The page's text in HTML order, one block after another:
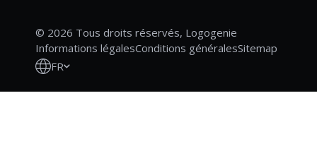
© 2026 Tous droits réservés, Logogenie
Informations légalesConditions généralesSitemap
FR